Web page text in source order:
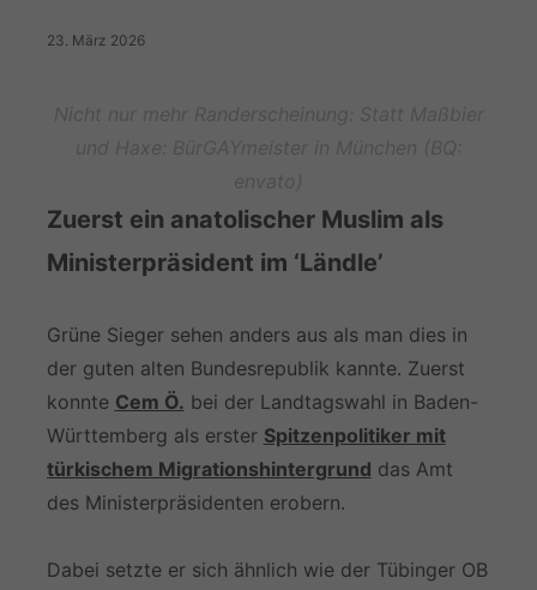
23. März 2026
Zuerst ein anatolischer Muslim als
Ministerpräsident im ‘Ländle’
Grüne Sieger sehen anders aus als man dies in
der guten alten Bundesrepublik kannte. Zuerst
konnte Cem Ö. bei der Landtagswahl in Baden-
Württemberg als erster Spitzenpolitiker mit
türkischem Migrationshintergrund das Amt
des Ministerpräsidenten erobern.
Dabei setzte er sich ähnlich wie der Tübinger OB